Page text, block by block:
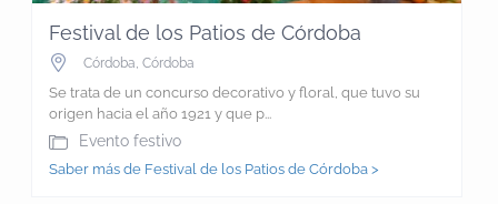
Festival de los Patios de Córdoba
Córdoba, Córdoba
Se trata de un concurso decorativo y floral, que tuvo su
origen hacia el año 1921 y que p...
Evento festivo
Saber más de Festival de los Patios de Córdoba >